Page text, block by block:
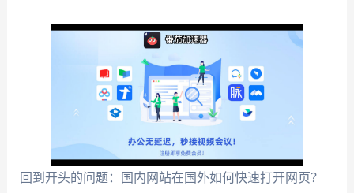
回到开头的问题：国内网站在国外如何快速打开网页？